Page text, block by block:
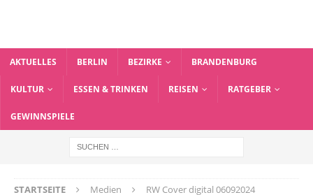
AKTUELLES BERLIN BEZIRKE BRANDENBURG
KULTUR ESSEN & TRINKEN REISEN RATGEBER
GEWINNSPIELE
STARTSEITE Medien RW Cover digital 06092024